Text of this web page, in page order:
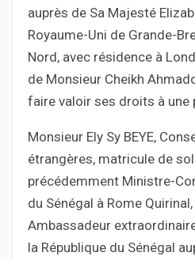
auprès de Sa Majesté
Royaume-Uni de Grande-
Nord, avec résidence à
de Monsieur Cheikh
faire valoir ses droits à une
Monsieur Ely Sy BEYE,
étrangères, matricule de
précédemment Ministre-
du Sénégal à Rome
Ambassadeur
la République du Sénégal